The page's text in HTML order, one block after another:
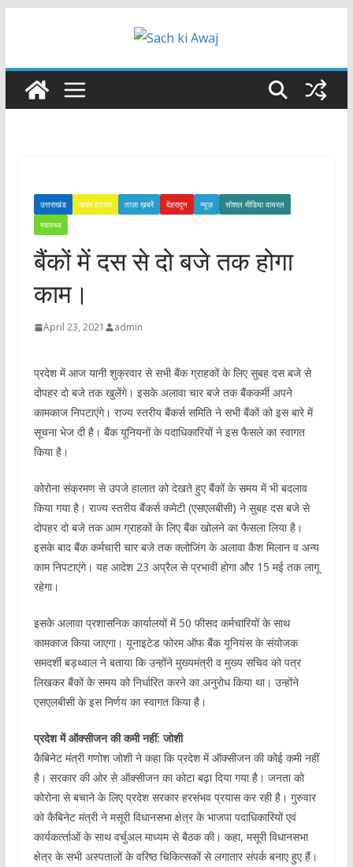
उत्तराखंड खबर हटकर ताज़ा ख़बरें देहरादून न्यूज़
सोशल मीडिया वायरल
स्वास्थ्य
बैंकों में दस से दो बजे तक होगा
काम।
April 23, 2021 admin
प्रदेश में आज यानी शुक्रवार से सभी बैंक ग्राहकों के लिए सुबह दस बजे से
दोपहर दो बजे तक खुलेंगे। इसके अलावा चार बजे तक बैंककर्मी अपने
कामकाज निपटाएंगे। राज्य स्तरीय बैंकर्स समिति ने सभी बैंकों को इस बारे में
सूचना भेज दी है। बैंक यूनियनों के पदाधिकारियों ने इस फैसले का स्वागत
किया है।
कोरोना संक्रमण से उपजे हालात को देखते हुए बैंकों के समय में भी बदलाव
किया गया है। राज्य स्तरीय बैंकर्स कमेटी (एसएलबीसी) ने सुबह दस बजे से
दोपहर दो बजे तक आम ग्राहकों के लिए बैंक खोलने का फैसला लिया है।
इसके बाद बैंक कर्मचारी चार बजे तक क्लोजिंग के अलावा कैश मिलान व अन्य
काम निपटाएंगे। यह आदेश 23 अप्रैल से प्रभावी होगा और 15 मई तक लागू
रहेगा।
इसके अलावा प्रशासनिक कार्यालयों में 50 फीसद कर्मचारियों के साथ
कामकाज किया जाएगा। यूनाइटेड फोरम ऑफ बैंक यूनियंस के संयोजक
समदर्शी बड़थ्वाल ने बताया कि उन्होंने मुख्यमंत्री व मुख्य सचिव को पत्र
लिखकर बैंकों के समय को निर्धारित करने का अनुरोध किया था। उन्होंने
एसएलबीसी के इस निर्णय का स्वागत किया है।
प्रदेश में ऑक्सीजन की कमी नहीं: जोशी
कैबिनेट मंत्री गणोश जोशी ने कहा कि प्रदेश में ऑक्सीजन की कोई कमी नहीं
है। सरकार की ओर से ऑक्सीजन का कोटा बढ़ा दिया गया है। जनता को
कोरोना से बचाने के लिए प्रदेश सरकार हरसंभव प्रयास कर रही है। गुरुवार
को कैबिनेट मंत्री ने मसूरी विधानसभा क्षेत्र के भाजपा पदाधिकारियों एवं
कार्यकर्त्‍ताओं के साथ वर्चुअल माध्यम से बैठक की। कहा, मसूरी विधानसभा
क्षेत्र के सभी अस्पतालों के वरिष्ठ चिकित्सकों से लगातार संपर्क बनाए हुए हैं।